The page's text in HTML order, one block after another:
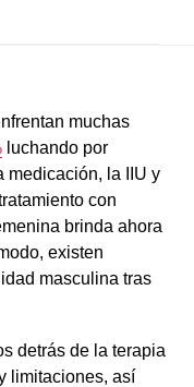
muchas
luchando por
medicación, la IIU y
con
brinda ahora
existen
masculina tras
detrás de la terapia
limitaciones, así